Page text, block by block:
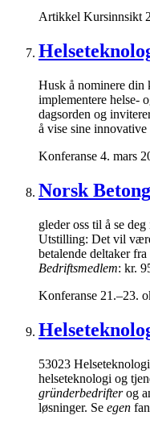
Artikkel Kursinnsikt
Husk å nominere din
implementere helse-
dagsorden og
å vise sine innovative
Konferanse 4. mars
Norsk
gleder oss til å se
Utstilling: Det vil
betalende deltaker
Bedriftsmedlem: kr.
Konferanse 21.–23.
53023
helseteknologi og
gründerbedrifterog
løsninger. Se egen